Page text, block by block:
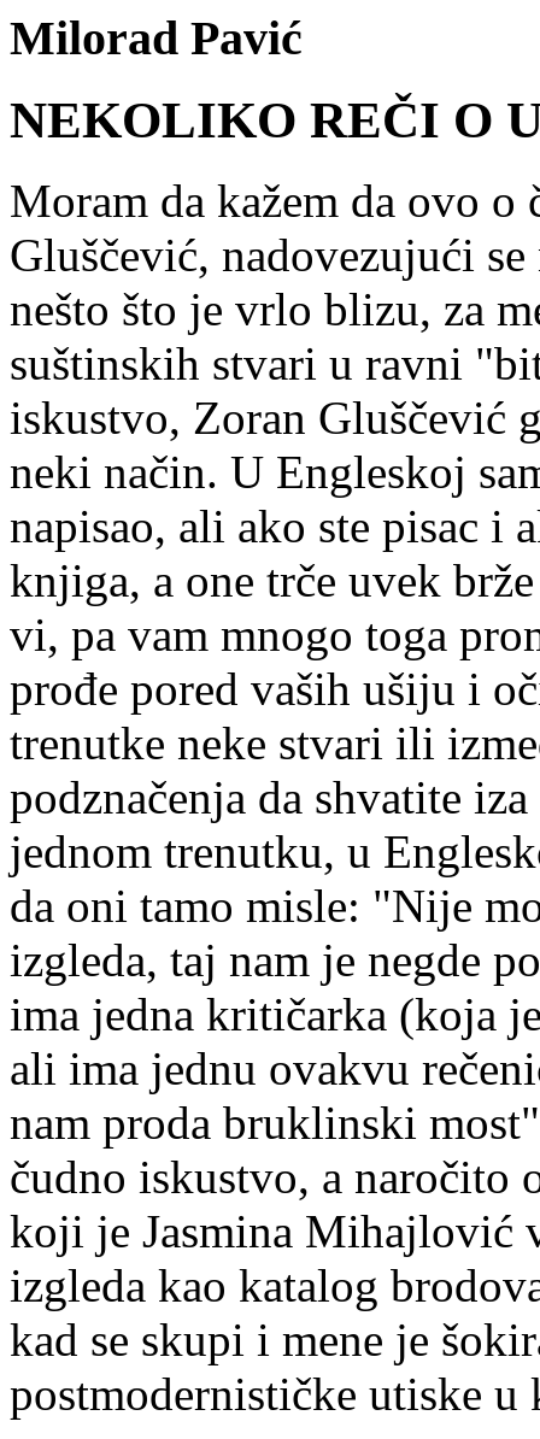
Milorad Pavić
NEKOLIKO REČI O
Moram da kažem da ovo
Gluščević, nadovezujući
nešto što je vrlo blizu, za
suštinskih stvari u ravni
iskustvo, Zoran Gluščević
neki način. U Engleskoj
napisao, ali ako ste pisac i
knjiga, a one trče uvek
vi, pa vam mnogo toga
prođe pored vaših ušiju i
trenutke neke stvari ili
podznačenja da shvatite
jednom trenutku, u
da oni tamo misle: "Nije
izgleda, taj nam je negde
ima jedna kritičarka (koja
ali ima jednu ovakvu
nam proda bruklinski
čudno iskustvo, a naročito
koji je Jasmina Mihajlović
izgleda kao katalog
kad se skupi i mene je
postmodernističke utiske u